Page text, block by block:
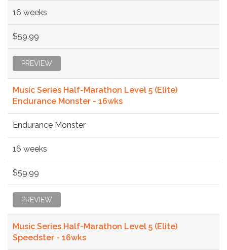
16 weeks
$59.99
PREVIEW
Music Series Half-Marathon Level 5 (Elite)
Endurance Monster - 16wks
Endurance Monster
16 weeks
$59.99
PREVIEW
Music Series Half-Marathon Level 5 (Elite)
Speedster - 16wks